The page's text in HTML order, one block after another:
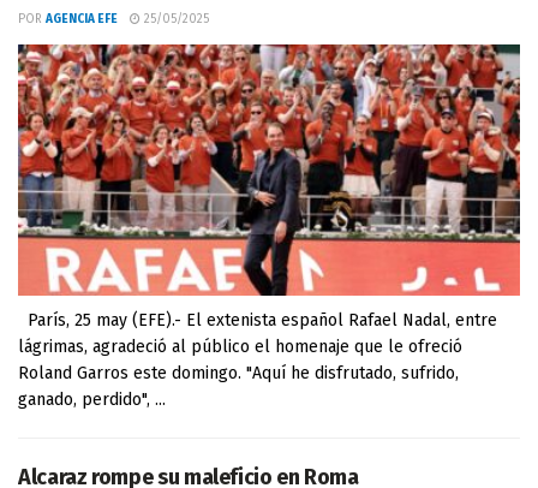
POR AGENCIA EFE 25/05/2025
París, 25 may (EFE).- El extenista español Rafael Nadal, entre
lágrimas, agradeció al público el homenaje que le ofreció
Roland Garros este domingo. "Aquí he disfrutado, sufrido,
ganado, perdido", ...
Alcaraz rompe su maleficio en Roma